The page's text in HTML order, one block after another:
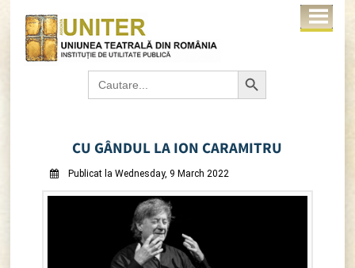
Search
for:
Search Button
CU GÂNDUL LA ION CARAMITRU
Publicat la Wednesday, 9 March 2022